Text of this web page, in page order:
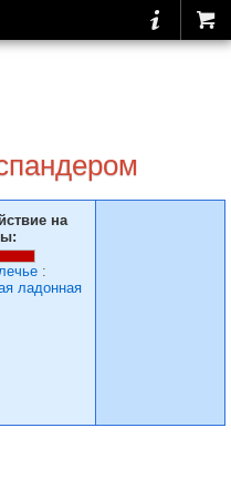
на
:
ладонная